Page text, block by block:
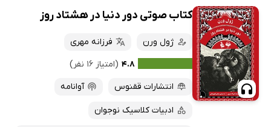
کتاب صوتی دور دنیا در هشتاد روز
ژول ورن
فرزانه مهری
۴.۸ (امتیاز ۱۶ نفر)
انتشارات ققنوس
آوانامه
ادبیات کلاسیک نوجوان